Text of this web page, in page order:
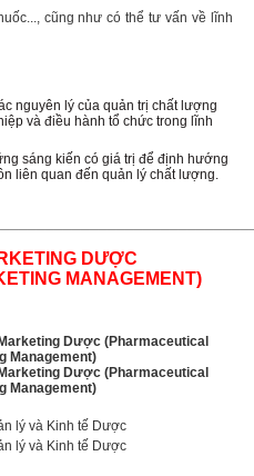
cũng như có thể tư vấn về lĩnh
nguyên lý của quản trị chất lượng
và điều hành tổ chức trong lĩnh
sáng kiến có giá trị để định hướng
liên quan đến quản lý chất lượng.
DƯỢC
MANAGEMENT)
Dược (Pharmaceutical
Management)
Dược (Pharmaceutical
Management)
lý và Kinh tế Dược
lý và Kinh tế Dược